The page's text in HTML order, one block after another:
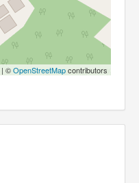
| ©OpenStreetMapcontributors